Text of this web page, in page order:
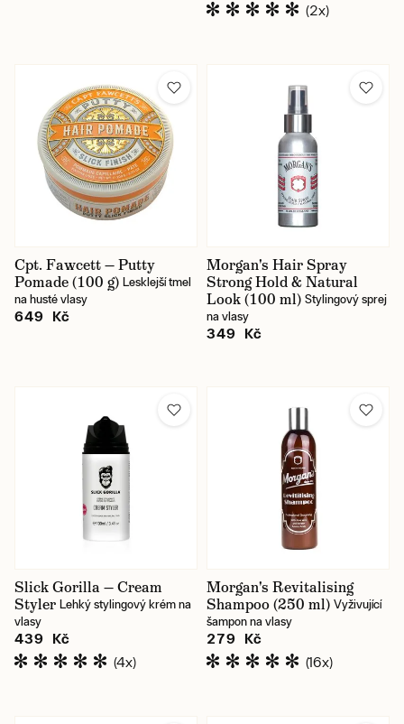
(2x)
Cpt. Fawcett — Putty
Pomade (100 g) Lesklejší tmel
na husté vlasy
649 Kč
Morgan's Hair Spray
Strong Hold & Natural
Look (100 ml) Stylingový sprej
na vlasy
349 Kč
Slick Gorilla — Cream
Styler Lehký stylingový krém na
vlasy
439 Kč
(4x)
Morgan's Revitalising
Shampoo (250 ml) Vyživující
šampon na vlasy
279 Kč
(16x)